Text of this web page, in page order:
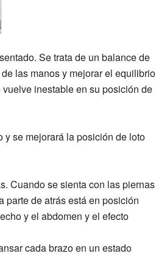
Se trata de un balance de
las manos y mejorar el equilibrio
inestable en su posición de
se mejorará la posición de loto
Cuando se sienta con las piernas
parte de atrás está en posición
y el abdomen y el efecto
cada brazo en un estado